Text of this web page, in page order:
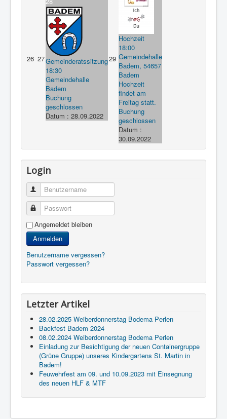
26 27Gemeinderatssitzung
18:30
Gemeindehalle
Badem
Buchung
geschlossen
Datum : 28.09.2022
29
Hochzeit
18:00
Gemeindehalle
Badem, 54657
Badem
Hochzeit
findet am
Freitag statt.
Buchung
geschlossen
Datum :
30.09.2022
Login
Benutzername
Passwort
Angemeldet bleiben
Anmelden
Benutzername vergessen?
Passwort vergessen?
Letzter Artikel
28.02.2025 Weiberdonnerstag Bodema Perlen
Backfest Badem 2024
08.02.2024 Weiberdonnerstag Bodema Perlen
Einladung zur Besichtigung der neuen Containergruppe
(Grüne Gruppe) unseres Kindergartens St. Martin in
Badem!
Feuwehrfest am 09. und 10.09.2023 mit Einsegnung
des neuen HLF & MTF